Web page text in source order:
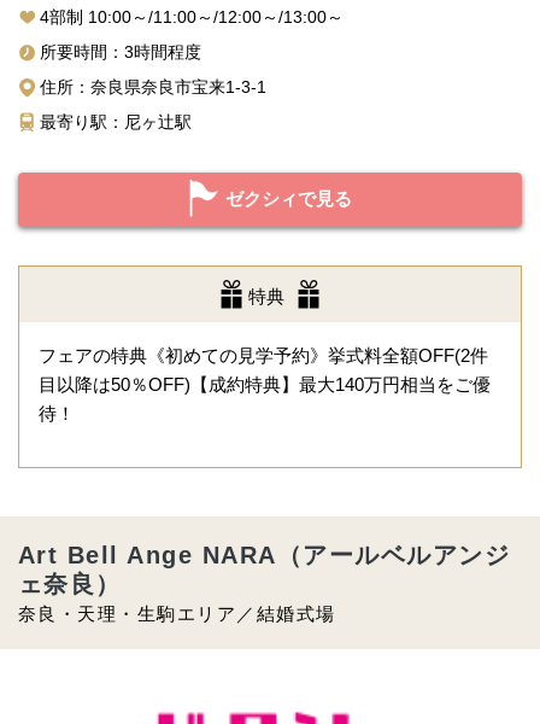
4部制 10:00～/11:00～/12:00～/13:00～
所要時間：3時間程度
住所：奈良県奈良市宝来1-3-1
最寄り駅：尼ヶ辻駅
ゼクシィで見る
特典
フェアの特典《初めての見学予約》挙式料全額OFF(2件
目以降は50％OFF)【成約特典】最大140万円相当をご優
待！
奈良・天理・生駒エリア／結婚式場
Art Bell Ange NARA（アールベルアンジ
ェ奈良）